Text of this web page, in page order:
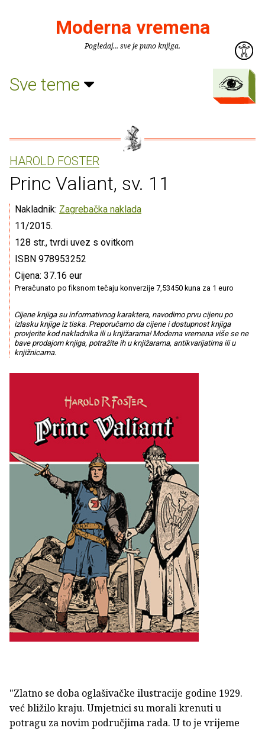
Moderna vremena
Pogledaj... sve je puno knjiga.
Sve teme
HAROLD FOSTER
Princ Valiant, sv. 11
Nakladnik: Zagrebačka naklada
11/2015.
128 str., tvrdi uvez s ovitkom
ISBN 978953252
Cijena: 37.16 eur
Preračunato po fiksnom tečaju konverzije 7,53450 kuna za 1 euro
Cijene knjiga su informativnog karaktera, navodimo prvu cijenu po
izlasku knjige iz tiska. Preporučamo da cijene i dostupnost knjiga
provjerite kod nakladnika ili u knjižarama! Moderna vremena više se ne
bave prodajom knjiga, potražite ih u knjižarama, antikvarijatima ili u
knjižnicama.
"Zlatno se doba oglašivačke ilustracije godine 1929.
već bližilo kraju. Umjetnici su morali krenuti u
potragu za novim područjima rada. U to je vrijeme